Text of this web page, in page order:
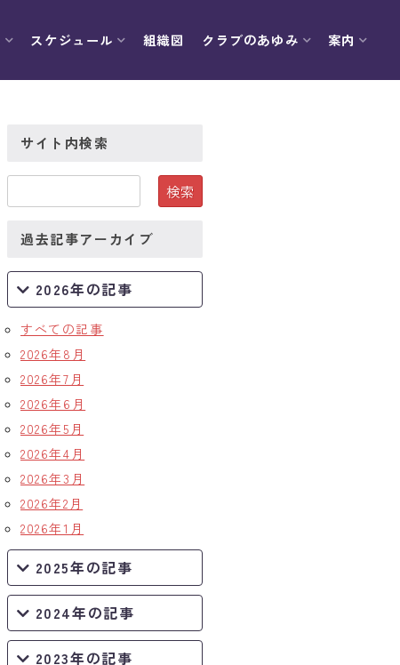
スケジュール 組織図 クラブのあゆみ 案内
サイト内検索
過去記事アーカイブ
2026年の記事
すべての記事
2026年8月
2026年7月
2026年6月
2026年5月
2026年4月
2026年3月
2026年2月
2026年1月
2025年の記事
2024年の記事
2023年の記事